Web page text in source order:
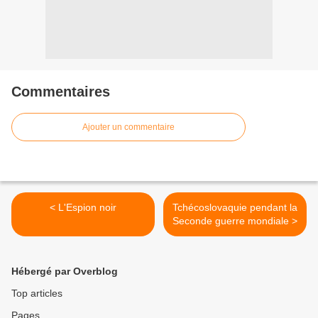
Commentaires
Ajouter un commentaire
< L'Espion noir
Tchécoslovaquie pendant la
Seconde guerre mondiale >
Hébergé par Overblog
Top articles
Pages